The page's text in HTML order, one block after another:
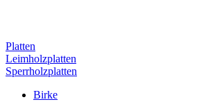
Platten
Leimholzplatten
Sperrholzplatten
Birke